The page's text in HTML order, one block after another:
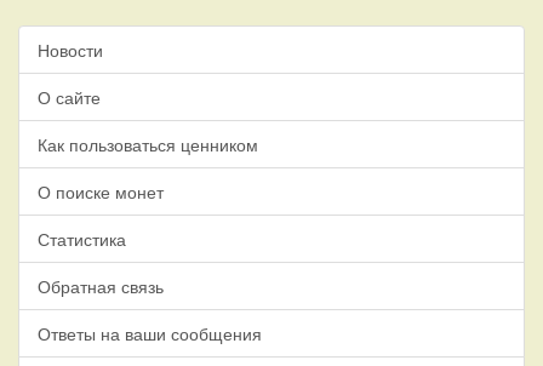
Новости
О сайте
Как пользоваться ценником
О поиске монет
Статистика
Обратная связь
Ответы на ваши сообщения